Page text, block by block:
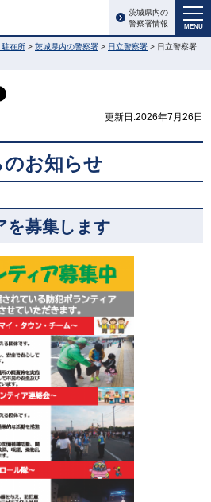
MENU
茨城県内の
警察署情報
駐在所 > 茨城県内の警察署 > 日立警察署 > 日立警察署
更新日:2026年7月26日
のお知らせ
を募集します